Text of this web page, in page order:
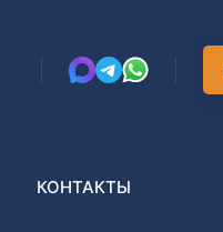
КОНТАКТЫ